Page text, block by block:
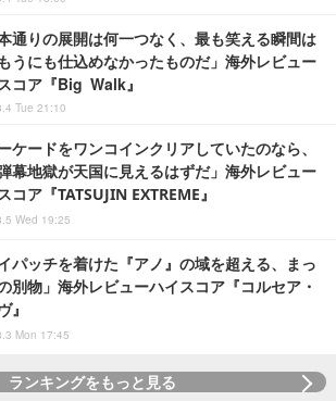
本通りの展開は何一つなく、最も笑える瞬間は
うにも仕込めなかったものだ」海外レビュー
コア『Big Walk』
Tue 21:10
ーケードをワンコインクリアしていたのなら、
幕地獄が天国に見えるはずだ」海外レビュー
コア『TATSUJIN EXTREME』
Wed 19:25
イパッチを着けた『アノ』の域を超える、まっ
別物」海外レビューハイスコア『コルセア・
』
Mon 17:45
ランキングをもっと見る